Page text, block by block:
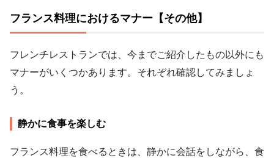
フランス料理におけるマナー【その他】
フレンチレストランでは、今までご紹介したもの以外にも
マナーがいくつかあります。それぞれ確認してみましょ
う。
静かに食事を楽しむ
フランス料理を食べるときは、静かに会話をしながら、食